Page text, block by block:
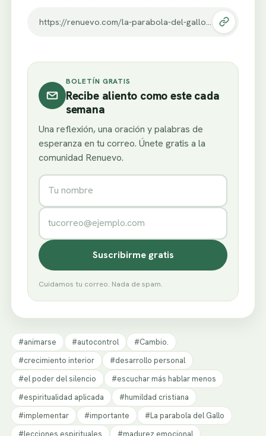
https://renuevo.com/la-parabola-del-gallo.html
BOLETÍN GRATIS
Recibe aliento como este cada
semana
Una reflexión, una oración y palabras de
esperanza en tu correo. Únete gratis a la
comunidad Renuevo.
Nombre
Correo electrónico
Suscribirme gratis
Cuidamos tu correo. Nada de spam.
#animarse #autocontrol
#Cambio.
#crecimiento interior
#desarrollo personal
#el poder del silencio
#escuchar más hablar menos
#espiritualidad aplicada
#humildad cristiana
#implementar
#importante
#La parabola del Gallo
#lecciones espirituales
#madurez emocional